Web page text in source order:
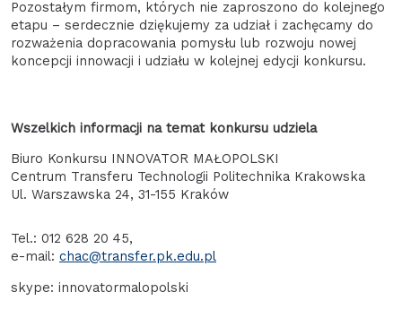
Pozostałym firmom, których nie zaproszono do kolejnego
etapu – serdecznie dziękujemy za udział i zachęcamy do
rozważenia dopracowania pomysłu lub rozwoju nowej
koncepcji innowacji i udziału w kolejnej edycji konkursu.
Wszelkich informacji na temat konkursu udziela
Biuro Konkursu INNOVATOR MAŁOPOLSKI
Centrum Transferu Technologii Politechnika Krakowska
Ul. Warszawska 24, 31-155 Kraków
Tel.: 012 628 20 45,
e-mail: chac@transfer.pk.edu.pl
skype: innovatormalopolski